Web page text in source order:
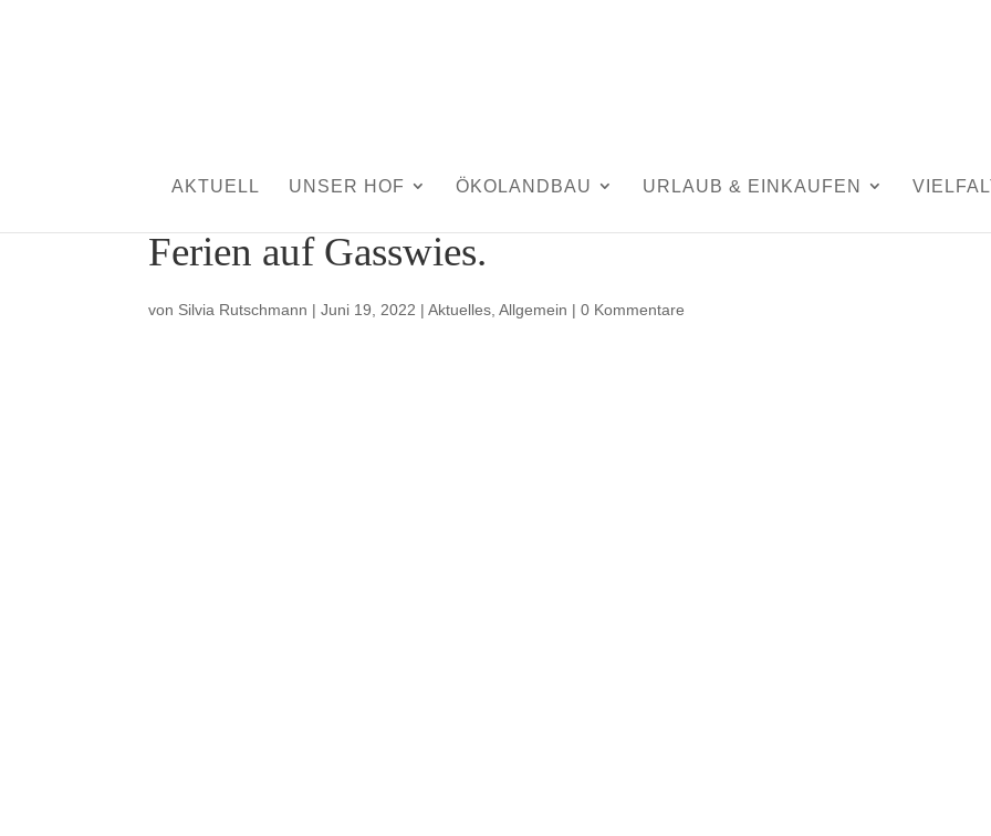
AKTUELL UNSER HOF ÖKOLANDBAU URLAUB & EINKAUFEN
Ferien auf Gasswies.
von Silvia Rutschmann |Juni 19, 2022 |Aktuelles ,Allgemein |0 Kommentare